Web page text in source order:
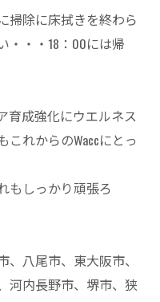
掃除に床拭きを終わら
・・・18：00には帰
育成強化にウエルネス
れからのWaccにとっ
もしっかり頑張ろ
、八尾市、東大阪市、
河内長野市、堺市、狭